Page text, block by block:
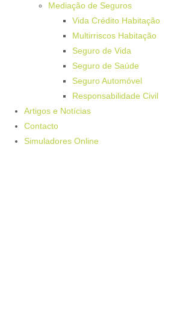
Mediação de Seguros
Vida Crédito Habitação
Multirriscos Habitação
Seguro de Vida
Seguro de Saúde
Seguro Automóvel
Responsabilidade Civil
Artigos e Notícias
Contacto
Simuladores Online